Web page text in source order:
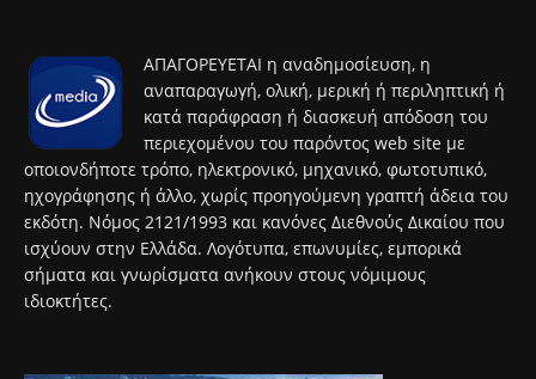
ΑΠΑΓΟΡΕΥΕΤΑΙ η αναδημοσίευση, η
αναπαραγωγή, ολική, μερική ή περιληπτική ή
κατά παράφραση ή διασκευή απόδοση του
περιεχομένου του παρόντος web site με
οποιονδήποτε τρόπο, ηλεκτρονικό, μηχανικό, φωτοτυπικό,
ηχογράφησης ή άλλο, χωρίς προηγούμενη γραπτή άδεια του
εκδότη. Νόμος 2121/1993 και κανόνες Διεθνούς Δικαίου που
ισχύουν στην Ελλάδα. Λογότυπα, επωνυμίες, εμπορικά
σήματα και γνωρίσματα ανήκουν στους νόμιμους
ιδιοκτήτες.